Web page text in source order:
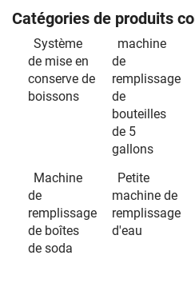
Catégories de produits
Système
de mise en
conserve de
boissons
machine
de
remplissage
de
bouteilles
de 5
gallons
Machine
de
remplissage
de boîtes
de soda
Petite
machine de
remplissage
d'eau